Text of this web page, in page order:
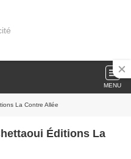
MENU
La Contre Allée
Éditions La